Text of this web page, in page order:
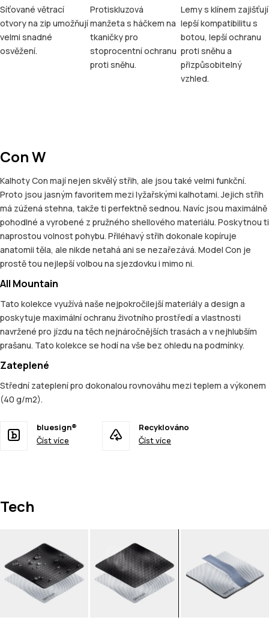
Síťované větrací
otvory na zip umožňují
velmi snadné
osvěžení.
Protiskluzová
manžeta s háčkem na
tkaničky pro
stoprocentní ochranu
proti sněhu.
Lemy s klínem zajišťují
lepší kompatibilitu s
botou, lepší ochranu
proti sněhu a
přizpůsobitelný
vzhled.
Con W
Kalhoty Con mají nejen skvělý střih, ale jsou také velmi funkční.
Proto jsou jasným favoritem mezi lyžařskými kalhotami. Jejich střih
má zúžená stehna, takže ti perfektně sednou. Navíc jsou maximálně
pohodlné a vyrobené z pružného shellového materiálu. Poskytnou ti
naprostou volnost pohybu. Přiléhavý střih dokonale kopíruje
anatomii těla, ale nikde netahá ani se nezařezává. Model Con je
prostě tou nejlepší volbou na sjezdovku i mimo ni.
All Mountain
Tato kolekce využívá naše nejpokročilejší materiály a design a
poskytuje maximální ochranu životního prostředí a vlastnosti
navržené pro jízdu na těch nejnáročnějších trasách a v nejhlubším
prašanu. Tato kolekce se hodí na vše bez ohledu na podmínky.
Zateplené
Střední zateplení pro dokonalou rovnováhu mezi teplem a výkonem
(40 g/m2).
bluesign®
Číst více
Recyklováno
Číst více
Tech